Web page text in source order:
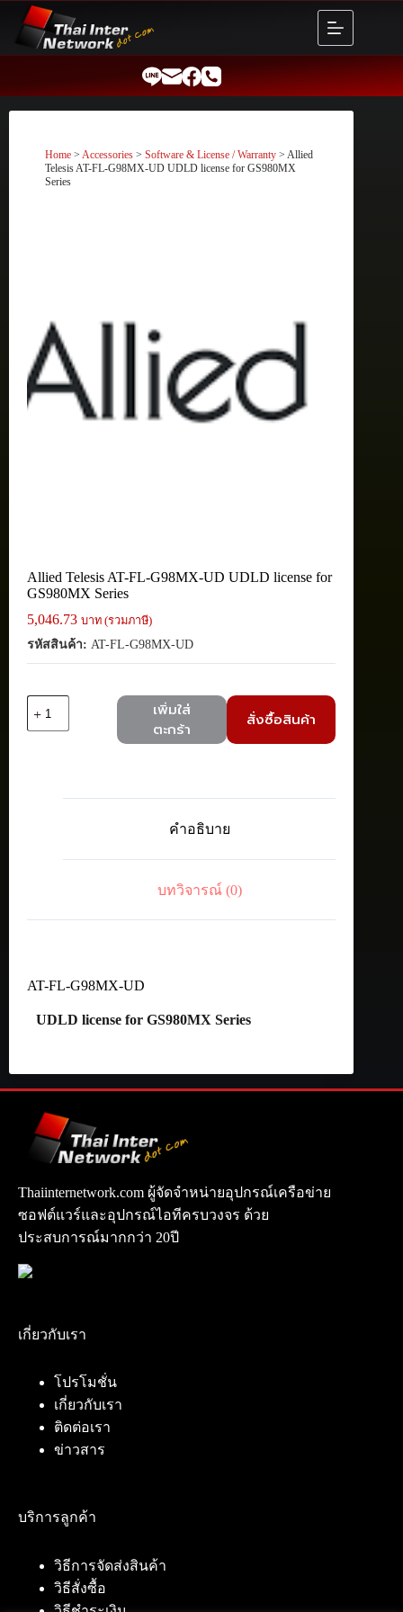
content
Home > Accessories > Software & License / Warranty > Allied
Telesis AT-FL-G98MX-UD UDLD license for GS980MX
Series
Allied Telesis AT-FL-G98MX-UD UDLD license for
GS980MX Series
5,046.73 บาท (รวมภาษี)
รหัสสินค้า: AT-FL-G98MX-UD
Allied
GS980MX
เพิ่มใส่
ตะกร้า
สั่งซื้อสินค้า
คำอธิบาย
บทวิจารณ์ (0)
AT-FL-G98MX-UD
UDLD license for GS980MX Series
Thaiinternetwork.com ผู้จัดจำหน่ายอุปกรณ์เครือข่าย
ซอฟต์แวร์และอุปกรณ์ไอทีครบวงจร ด้วย
ประสบการณ์มากกว่า 20ปี
เกี่ยวกับเรา
โปรโมชั่น
เกี่ยวกับเรา
ติดต่อเรา
ข่าวสาร
บริการลูกค้า
วิธีการจัดส่งสินค้า
วิธีสั่งซื้อ